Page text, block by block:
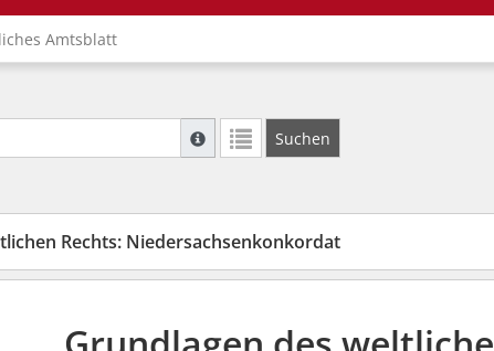
Amtsblatt
Suche mit Platzhalter "*", Bsp. Pfarrer*,
Suchen
Rechts: Niedersachsenkonkordat